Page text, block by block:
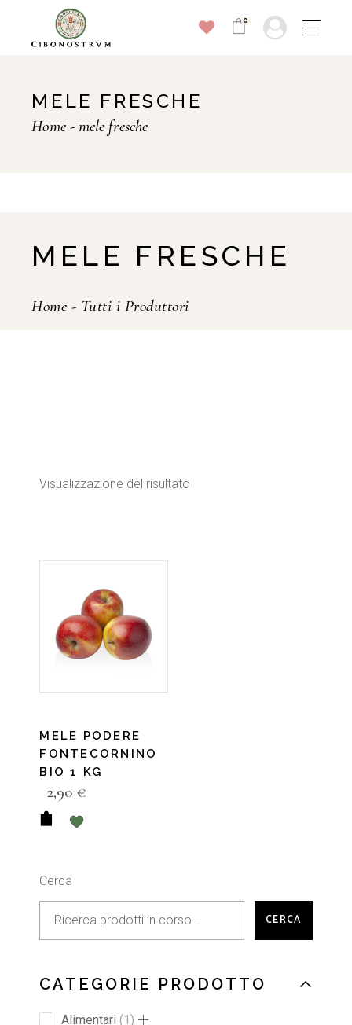
0
MELE FRESCHE
Home mele fresche
MELE FRESCHE
Home - Tutti i Produttori
Visualizzazione del risultato
MELE PODERE
FONTECORNINO
BIO 1 KG
2,90 €
Cerca
CERCA
CATEGORIE PRODOTTO
Alimentari 1